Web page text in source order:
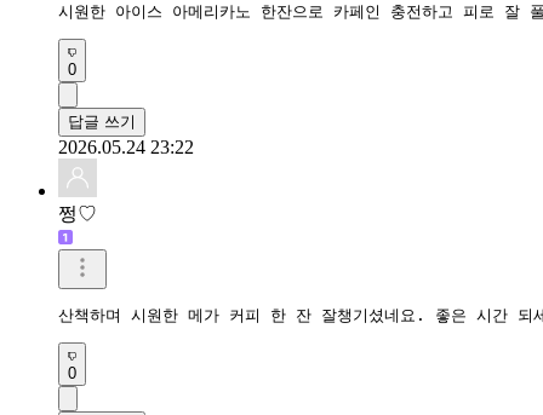
시원한 아이스 아메리카노 한잔으로 카페인 충전하고 피로 잘
0
답글 쓰기
2026.05.24 23:22
쩡♡
산책하며 시원한 메가 커피 한 잔 잘챙기셨네요. 좋은 시간 되
0